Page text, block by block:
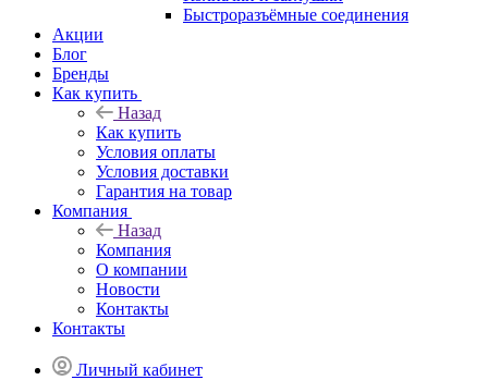
Быстроразъёмные соединения
Акции
Блог
Бренды
Как купить
Назад
Как купить
Условия оплаты
Условия доставки
Гарантия на товар
Компания
Назад
Компания
О компании
Новости
Контакты
Контакты
Личный кабинет